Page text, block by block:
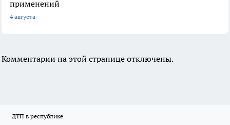
применений
4 августа
Комментарии на этой странице отключены.
ДТП в республике